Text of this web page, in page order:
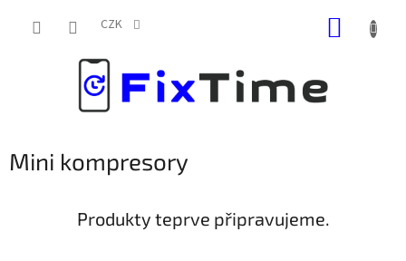
CZK
Mini kompresory
Produkty teprve připravujeme.